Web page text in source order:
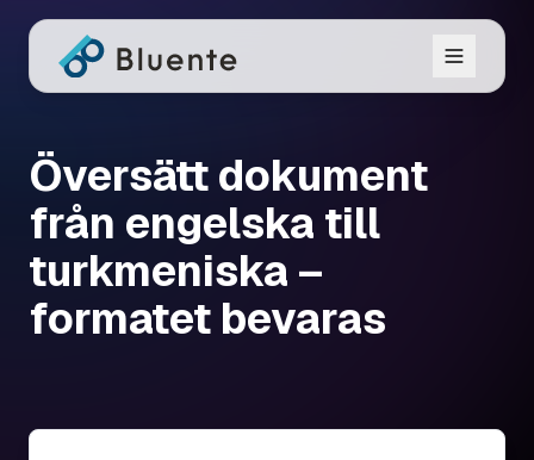
Översätt dokument
från engelska till
turkmeniska –
formatet bevaras